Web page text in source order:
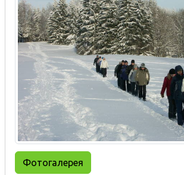
Фотогалерея